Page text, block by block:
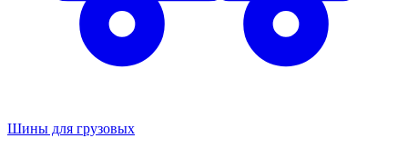
Шины для грузовых